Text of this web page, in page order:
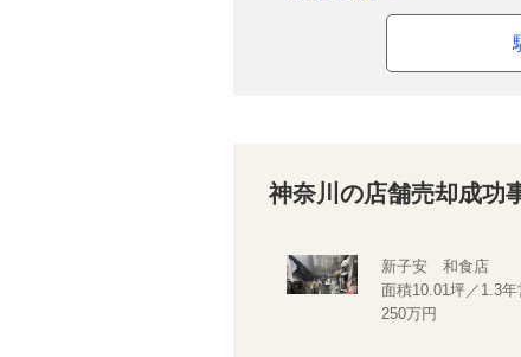
神奈川の店舗売却成功
新子安 和食店
面積10.01坪／1.3
250万円